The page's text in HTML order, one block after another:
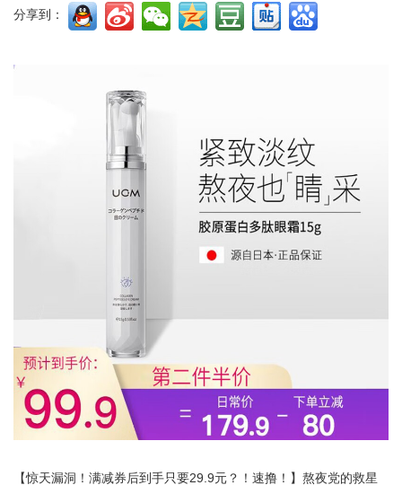
分享到：
【惊天漏洞！满减券后到手只要29.9元？！速撸！】熬夜党的救星